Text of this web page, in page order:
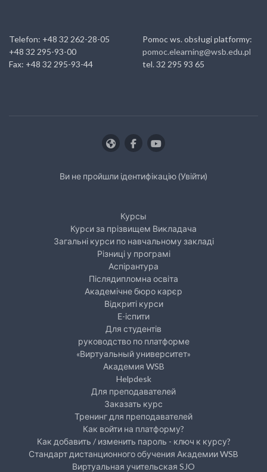
Telefon: +48 32 262-28-05
+48 32 295-93-00
Fax: +48 32 295-93-44
Pomoc ws. obsługi platformy:
pomoc.elearning@wsb.edu.pl
tel. 32 295 93 65
Ви не пройшли ідентифікацію (Увійти)
Курсы
Курcи за прізвищем Викладача
Загальні курси по навчальному закладі
Різниці у програмі
Аспірантура
Післядипломна освіта
Академічне бюро карєр
Відкриті курси
Е-іспити
Для студентів
руководство по платформе
«Виртуальный университет»
Академия WSB
Helpdesk
Для преподавателей
Заказать курс
Тренинг для преподавателей
Как войти на платформу?
Как добавить / изменить пароль - ключ к курсу?
Стандарт дистанционного обучения Академии WSB
Виртуальная учительская SJO